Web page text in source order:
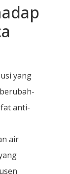
yang
anti-
air